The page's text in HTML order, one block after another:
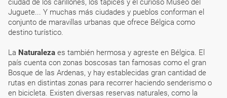
ciudad de los carillones, los tapices y el curioso Museo del
Juguete... Y muchas más ciudades y pueblos conforman el
conjunto de maravillas urbanas que ofrece Bélgica como
destino turístico.
La Naturaleza es también hermosa y agreste en Bélgica. El
país cuenta con zonas boscosas tan famosas como el gran
Bosque de las Ardenas, y hay establecidas gran cantidad de
rutas en distintas zonas para recorrer haciendo senderismo o
en bicicleta. Existen diversas reservas naturales, como la